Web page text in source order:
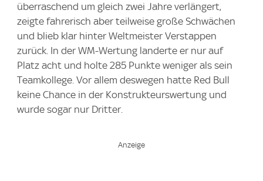
überraschend um gleich zwei Jahre verlängert,
zeigte fahrerisch aber teilweise große Schwächen
und blieb klar hinter Weltmeister Verstappen
zurück. In der WM-Wertung landerte er nur auf
Platz acht und holte 285 Punkte weniger als sein
Teamkollege. Vor allem deswegen hatte Red Bull
keine Chance in der Konstrukteurswertung und
wurde sogar nur Dritter.